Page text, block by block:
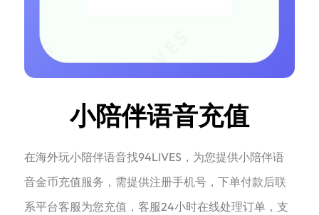
小陪伴语音充值
在海外玩小陪伴语音找94LIVES，为您提供小陪伴语
音金币充值服务，需提供注册手机号，下单付款后联
系平台客服为您充值，客服24小时在线处理订单，支